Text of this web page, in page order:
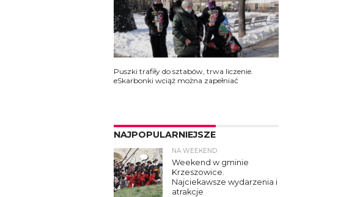
Puszki trafiły do sztabów, trwa liczenie.
eSkarbonki wciąż można zapełniać
NAJPOPULARNIEJSZE
4
NA WEEKEND
Weekend w gminie
Krzeszowice.
Najciekawsze wydarzenia i
atrakcje